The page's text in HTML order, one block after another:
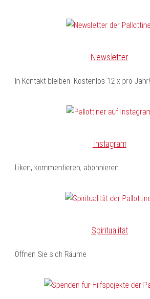
Newsletter
In Kontakt bleiben. Kostenlos 12 x pro Jahr!
Instagram
Liken, kommentieren, abonnieren
Spiritualität
Öffnen Sie sich Räume